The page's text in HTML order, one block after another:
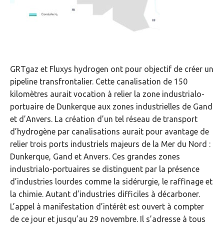
GRTgaz et Fluxys hydrogen ont pour objectif de créer un
pipeline transfrontalier. Cette canalisation de 150
kilomètres aurait vocation à relier la zone industrialo-
portuaire de Dunkerque aux zones industrielles de Gand
et d’Anvers. La création d’un tel réseau de transport
d’hydrogène par canalisations aurait pour avantage de
relier trois ports industriels majeurs de la Mer du Nord :
Dunkerque, Gand et Anvers. Ces grandes zones
industrialo-portuaires se distinguent par la présence
d’industries lourdes comme la sidérurgie, le raffinage et
la chimie. Autant d’industries difficiles à décarboner.
L’appel à manifestation d’intérêt est ouvert à compter
de ce jour et jusqu’au 29 novembre. Il s’adresse à tous